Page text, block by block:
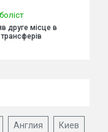
друге місце в
Англия Киев